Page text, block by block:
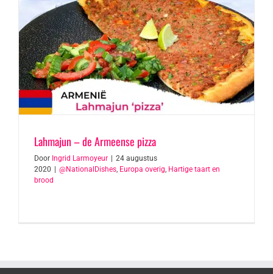
Lahmajun – de Armeense pizza
Door Ingrid Larmoyeur
24 augustus
2020
@NationalDishes, Europa overig, Hartige taart en
brood